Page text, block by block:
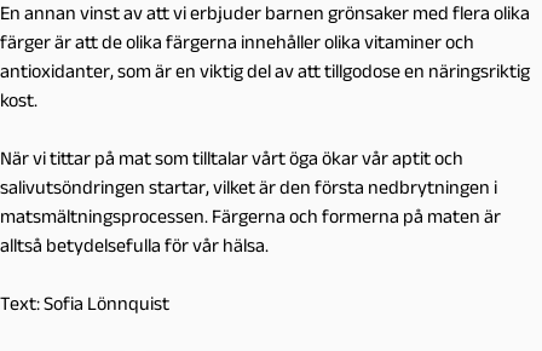
En annan vinst av att vi erbjuder barnen grönsaker med flera olika
färger är att de olika färgerna innehåller olika vitaminer och
antioxidanter, som är en viktig del av att tillgodose en näringsriktig
kost.
När vi tittar på mat som tilltalar vårt öga ökar vår aptit och
salivutsöndringen startar, vilket är den första nedbrytningen i
matsmältningsprocessen. Färgerna och formerna på maten är
alltså betydelsefulla för vår hälsa.
Text:Sofia Lönnquist